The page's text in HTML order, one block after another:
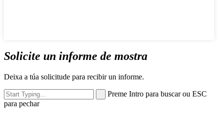
Solicite un informe de mostra
Deixa a túa solicitude para recibir un informe.
Preme Intro para buscar ou ESC
para pechar